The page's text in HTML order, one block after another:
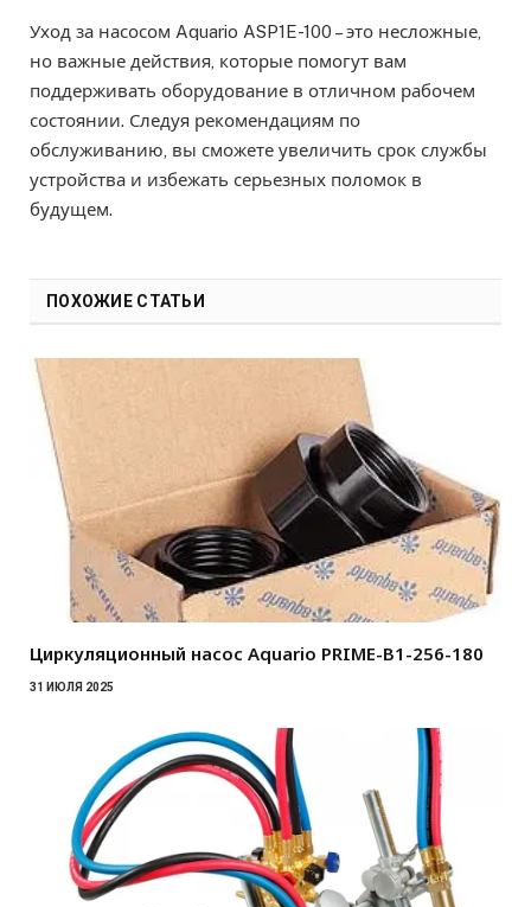
Уход за насосом Aquario ASP1E-100 – это несложные,
но важные действия, которые помогут вам
поддерживать оборудование в отличном рабочем
состоянии. Следуя рекомендациям по
обслуживанию, вы сможете увеличить срок службы
устройства и избежать серьезных поломок в
будущем.
ПОХОЖИЕ СТАТЬИ
Циркуляционный насос Aquario PRIME-B1-256-180
31 ИЮЛЯ 2025